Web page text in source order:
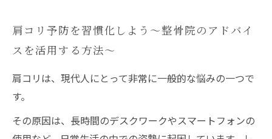
肩コリ予防を習慣化しよう〜整骨院のアドバイ
スを活用する方法〜
肩コリは、現代人にとって非常に一般的な悩みの一つで
す。
その原因は、長時間のデスクワークやスマートフォンの